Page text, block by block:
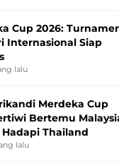
Cup 2026:
Internasional Siap
lalu
Merdeka Cup
Bertemu
Thailand
lalu